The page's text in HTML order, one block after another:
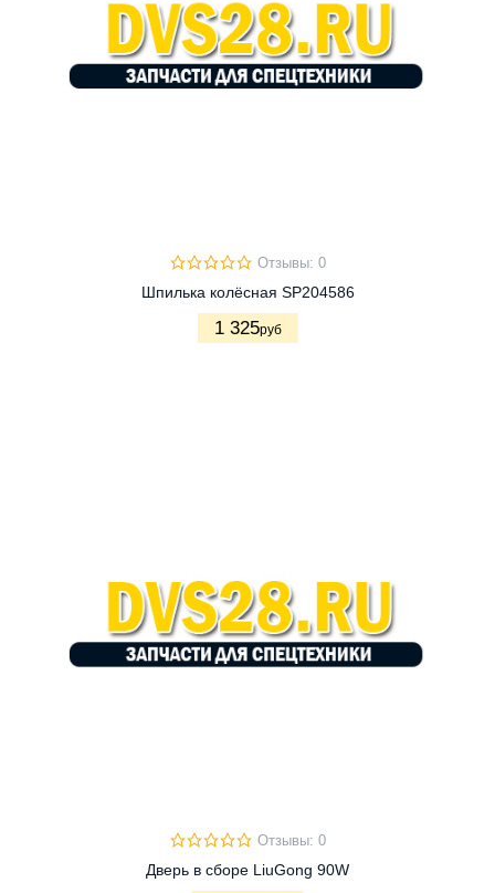
Отзывы: 0
Шпилька колёсная SP204586
1 325руб
Отзывы: 0
Дверь в сборе LiuGong 90W